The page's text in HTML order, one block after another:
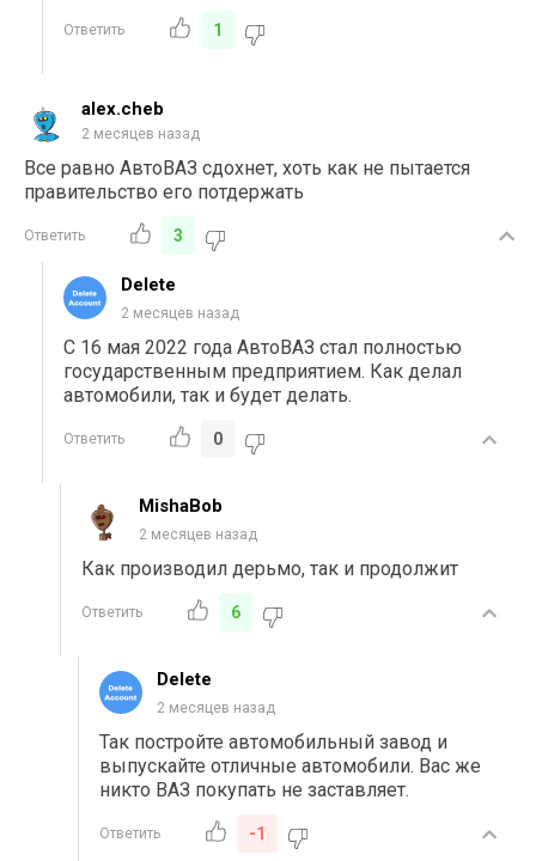
Ответить 1
alex.cheb
2 месяцев назад
Все равно АвтоВАЗ сдохнет, хоть как не пытается
правительство его потдержать
Ответить 3
Delete
2 месяцев назад
С 16 мая 2022 года АвтоВАЗ стал полностью
государственным предприятием. Как делал
автомобили, так и будет делать.
Ответить 0
MishaBob
2 месяцев назад
Как производил дерьмо, так и продолжит
Ответить 6
Delete
2 месяцев назад
Так постройте автомобильный завод и
выпускайте отличные автомобили. Вас же
никто ВАЗ покупать не заставляет.
Ответить -1